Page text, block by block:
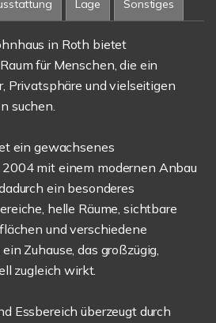
Lage Sonstiges
in Roth bietet
für Menschen, die ein
Privatsphäre und vielseitigen
suchen.
ein gewachsenes
2004 mit einem modernen Anbau
ein besonderes
helle Räume, sichtbare
und verschiedene
Zuhause, das großzügig,
zugleich wirkt.
Essbereich überzeugt durch